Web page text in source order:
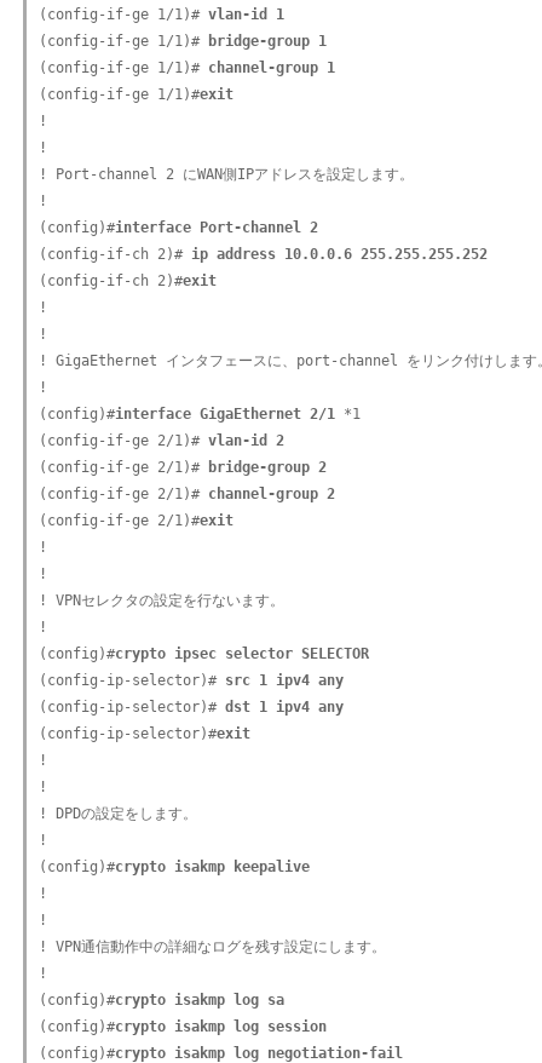
(config-if-ge 1/1)# vlan-id 1
(config-if-ge 1/1)# bridge-group 1
(config-if-ge 1/1)# channel-group 1
(config-if-ge 1/1)#exit
!
!
! Port-channel 2 にWAN側IPアドレスを設定します。
!
(config)#interface Port-channel 2
(config-if-ch 2)# ip address 10.0.0.6 255.255.255.252
(config-if-ch 2)#exit
!
!
! GigaEthernet インタフェースに、port-channel をリンク付けします
!
(config)#interface GigaEthernet 2/1 *1
(config-if-ge 2/1)# vlan-id 2
(config-if-ge 2/1)# bridge-group 2
(config-if-ge 2/1)# channel-group 2
(config-if-ge 2/1)#exit
!
!
! VPNセレクタの設定を行ないます。
!
(config)#crypto ipsec selector SELECTOR
(config-ip-selector)# src 1 ipv4 any
(config-ip-selector)# dst 1 ipv4 any
(config-ip-selector)#exit
!
!
! DPDの設定をします。
!
(config)#crypto isakmp keepalive
!
!
! VPN通信動作中の詳細なログを残す設定にします。
!
(config)#crypto isakmp log sa
(config)#crypto isakmp log session
(config)#crypto isakmp log negotiation-fail